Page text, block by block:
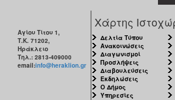
Αγίου Τίτου 1,
Τ.Κ. 71202,
Ηράκλειο
Τηλ.: 2813-409000
email:info@heraklion.gr
Χάρτης
Δελτία Τύπου
Ανακοινώσεις
Διαγωνισμοί
Προσλήψεις
Διαβουλεύσεις
Εκδηλώσεις
Ο Δήμος
Υπηρεσίες